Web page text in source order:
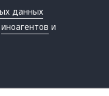
данных
иноагентов и